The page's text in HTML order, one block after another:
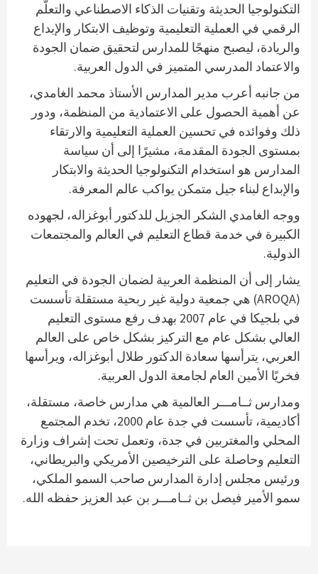
التكنولوجيا الحديثة وتقنيات الذكاء الاصطناعي والتعلّم
الرقمي في العملية التعليمية وتوظيف الابتكار والإبداع
والريادة، ليصبح منهجًا للمدارس لتحقيق ضمان الجودة
والاعتماد المدرسي المتميز في الدول العربية.
من جانبه أعرب مدير المدارس الأستاذ محمد الغامدي،
عن أهمية الحصول على الاعتمادية من المنظمة، ودور
ذلك وفوائده في تحسين العملية التعليمية والارتقاء
بمستوى الجودة المقدمة، مشيرًا إلى أن سياسة
المدارس هو استخدام التكنولوجيا الحديثة والابتكار
والإبداع لبناء جيل متمكن يواكب عالم المعرفة.
ووجه الغامدي الشكر الجزيل للدكتور أبوغزاله، لجهوده
الكبيرة في خدمة قطاع التعليم في العالم والمجتمعات
الدولية.
يشار إلى أن المنظمة العربية لضمان الجودة في التعليم
(AROQA) هي جمعية دولية غير ربحية مستقلة تأسست
في بلجيكا في عام 2007 بهدف رفع مستوى التعليم
العالي بشكل عام مع التركيز بشكل خاص على العالم
العربي، يترأسها سعادة الدكتور طلال أبوغزاله، ويرأسها
فخريًا الأمين العام لجامعة الدول العربية.
ومدارس ثــامـــر العالمية هي مدارس خاصة، مستقلة،
أكاديمية، تأسست في جدة عام 2000، تخدم المجتمع
المحلي والمغتربين في جدة، وتعمل تحت إشراف وزارة
التعليم وحاصلة على الترخيصين الأمريكي والبريطاني،
ورئيس مجلس إدارة المدارس صاحب السمو الملكي،
سمو الأمير فيصل بن ثــامـــر بن عبد العزيز حفظه الله.